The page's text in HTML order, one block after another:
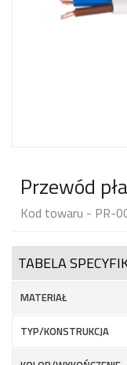
Przewód
Kod towaru - PR-
TABELA
MATERIAŁ
TYP/KONSTRUKCJA